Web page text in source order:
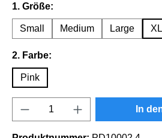
1. Größe:
Small Medium Large
2. Farbe:
Pink
Produkt Anzahl: Gib In